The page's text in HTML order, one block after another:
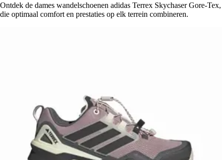
Ontdek de dames wandelschoenen adidas Terrex Skychaser Gore-Tex,
die optimaal comfort en prestaties op elk terrein combineren.